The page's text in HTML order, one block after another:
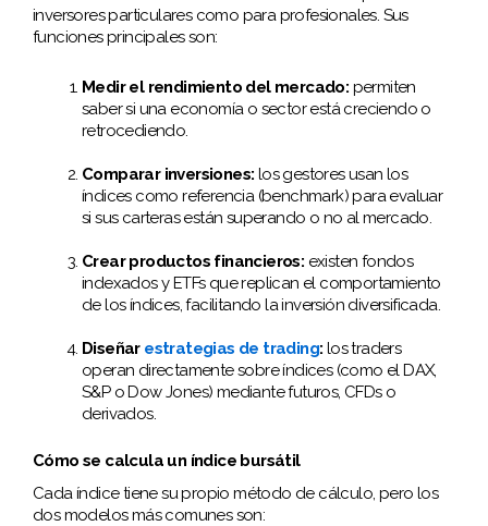
inversores particulares como para profesionales. Sus
funciones principales son:
Medir el rendimiento del mercado: permiten
saber si una economía o sector está creciendo o
retrocediendo.
Comparar inversiones: los gestores usan los
índices como referencia (benchmark) para evaluar
si sus carteras están superando o no al mercado.
Crear productos financieros: existen fondos
indexados y ETFs que replican el comportamiento
de los índices, facilitando la inversión diversificada.
Diseñar estrategias de trading: los traders
operan directamente sobre índices (como el DAX,
S&P o Dow Jones) mediante futuros, CFDs o
derivados.
Cómo se calcula un índice bursátil
Cada índice tiene su propio método de cálculo, pero los
dos modelos más comunes son: